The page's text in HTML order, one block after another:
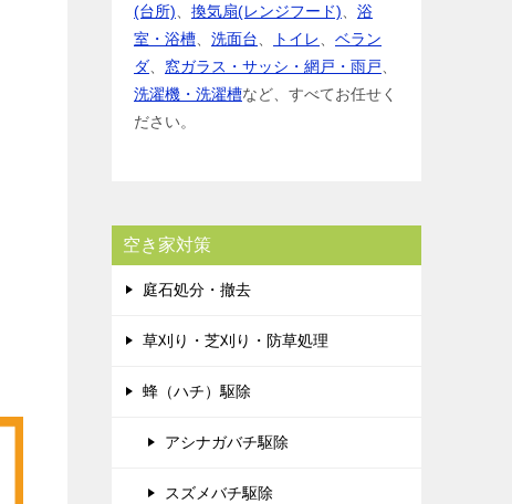
(台所)
換気扇(レンジフード)
浴
室・浴槽
洗面台 トイレ
ベラン
ダ
窓ガラス・サッシ・網戸・雨戸
洗濯機・洗濯槽など、すべてお任せく
ださい。
空き家対策
庭石処分・撤去
草刈り・芝刈り・防草処理
蜂（ハチ）駆除
アシナガバチ駆除
スズメバチ駆除